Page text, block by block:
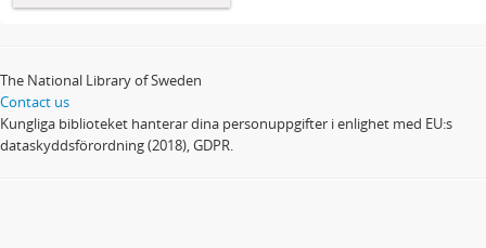
The National Library of Sweden
Contact us
Kungliga biblioteket hanterar dina personuppgifter i enlighet med EU:s
dataskyddsförordning (2018), GDPR.